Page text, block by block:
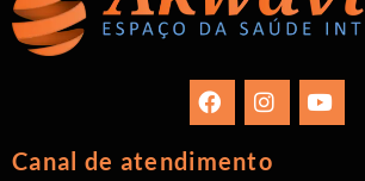
Canal de atendimento